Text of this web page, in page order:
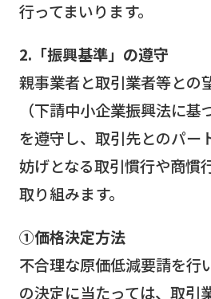
行ってまいります。
2.「振興基準」の遵守
親事業者と取引業者等との
（下請中小企業振興法に基
を遵守し、取引先とのパー
妨げとなる取引慣行や商慣
取り組みます。
①価格決定方法
不合理な原価低減要請を行
の決定に当たっては、取引